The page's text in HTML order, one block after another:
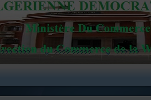
??????
????? ????
???? ???